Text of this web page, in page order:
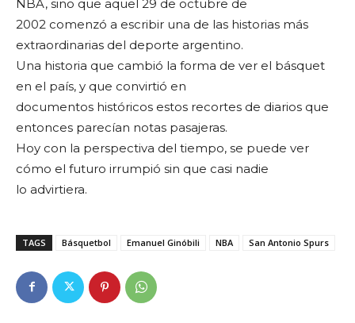
NBA, sino que aquel 29 de octubre de
2002 comenzó a escribir una de las historias más
extraordinarias del deporte argentino.
Una historia que cambió la forma de ver el básquet
en el país, y que convirtió en
documentos históricos estos recortes de diarios que
entonces parecían notas pasajeras.
Hoy con la perspectiva del tiempo, se puede ver
cómo el futuro irrumpió sin que casi nadie
lo advirtiera.
TAGS Básquetbol Emanuel Ginóbili NBA San Antonio Spurs